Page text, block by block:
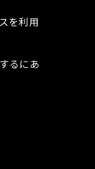
を利用
るにあ